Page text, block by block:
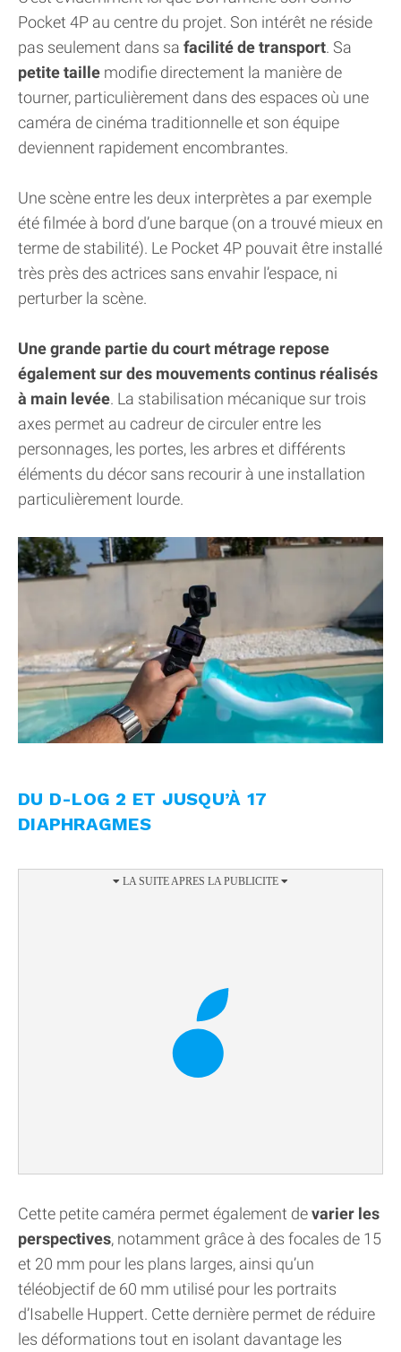
Pocket 4P au centre du projet. Son intérêt ne réside
pas seulement dans sa facilité de transport. Sa
petite taille modifie directement la manière de
tourner, particulièrement dans des espaces où une
caméra de cinéma traditionnelle et son équipe
deviennent rapidement encombrantes.
Une scène entre les deux interprètes a par exemple
été filmée à bord d’une barque (on a trouvé mieux en
terme de stabilité). Le Pocket 4P pouvait être installé
très près des actrices sans envahir l’espace, ni
perturber la scène.
Une grande partie du court métrage repose
également sur des mouvements continus réalisés
à main levée. La stabilisation mécanique sur trois
axes permet au cadreur de circuler entre les
personnages, les portes, les arbres et différents
éléments du décor sans recourir à une installation
particulièrement lourde.
DU D-LOG 2 ET JUSQU’À 17
DIAPHRAGMES
Cette petite caméra permet également devarier les
perspectives, notamment grâce à des focales de 15
et 20 mm pour les plans larges, ainsi qu’un
téléobjectif de 60 mm utilisé pour les portraits
d’Isabelle Huppert. Cette dernière permet de réduire
les déformations tout en isolant davantage les